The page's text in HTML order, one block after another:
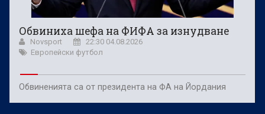
Обвиниха шефа на ФИФА за изнудване
Novsport
22:30 04.08.2026
Европейски футбол
Обвиненията са от президента на ФА на Йордания